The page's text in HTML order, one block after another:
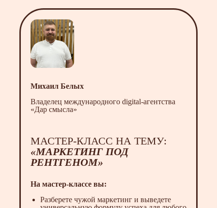
Михаил Белых
Владелец международного digital-агентства
«Дар смысла»
МАСТЕР-КЛАСС НА ТЕМУ:
«МАРКЕТИНГ ПОД
РЕНТГЕНОМ»
На мастер-классе вы:
Разберете чужой маркетинг и выведете